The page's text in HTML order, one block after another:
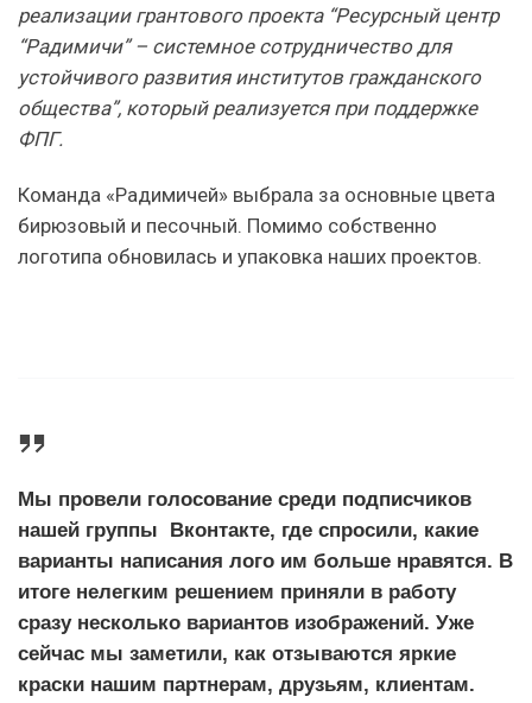
реализации грантового проекта “Ресурсный центр
“Радимичи” – системное сотрудничество для
устойчивого развития институтов гражданского
общества”, который реализуется при поддержке
ФПГ.
Команда «Радимичей» выбрала за основные цвета
бирюзовый и песочный. Помимо собственно
логотипа обновилась и упаковка наших проектов.
Мы провели голосование среди подписчиков
нашей группы Вконтакте, где спросили, какие
варианты написания лого им больше нравятся. В
итоге нелегким решением приняли в работу
сразу несколько вариантов изображений. Уже
сейчас мы заметили, как отзываются яркие
краски нашим партнерам, друзьям, клиентам.